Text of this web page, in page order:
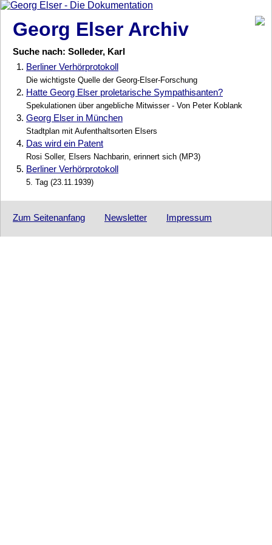
Georg Elser Archiv
Suche nach: Solleder, Karl
1. Berliner Verhörprotokoll
Die wichtigste Quelle der Georg-Elser-Forschung
2. Hatte Georg Elser proletarische Sympathisanten?
Spekulationen über angebliche Mitwisser - Von Peter Koblank
3. Georg Elser in München
Stadtplan mit Aufenthaltsorten Elsers
4. Das wird ein Patent
Rosi Soller, Elsers Nachbarin, erinnert sich (MP3)
5. Berliner Verhörprotokoll
5. Tag (23.11.1939)
Zum Seitenanfang Newsletter Impressum